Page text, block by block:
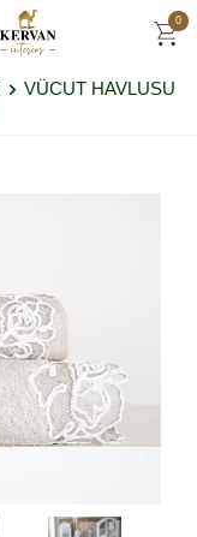
0
VÜCUT HAVLUSU